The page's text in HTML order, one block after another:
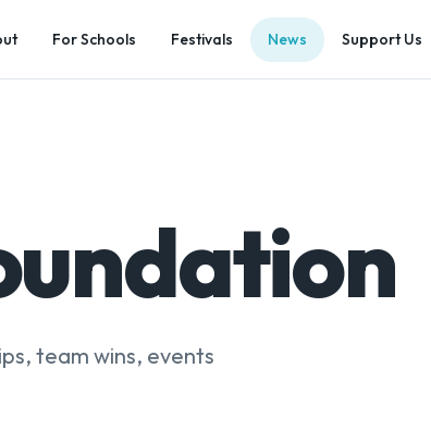
For Schools Festivals News Support Us
team wins, events